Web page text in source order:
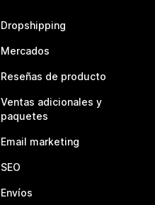
Dropshipping
Mercados
Reseñas de producto
Ventas adicionales y
paquetes
Email marketing
SEO
Envíos